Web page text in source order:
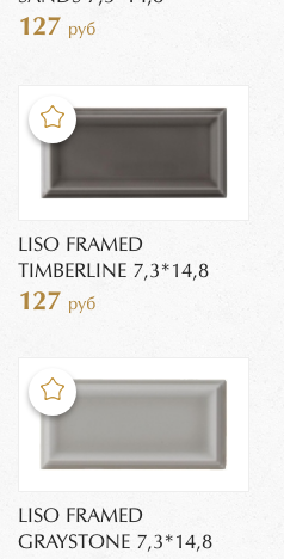
127 руб
LISO FRAMED
TIMBERLINE 7,3*14,8
127 руб
LISO FRAMED
GRAYSTONE 7,3*14,8